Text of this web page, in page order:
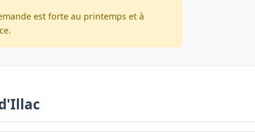
est forte au printemps et à